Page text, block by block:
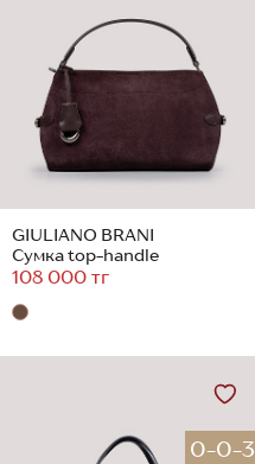
GIULIANO BRANI
Сумка top-handle
108 000 тг
0-0-3